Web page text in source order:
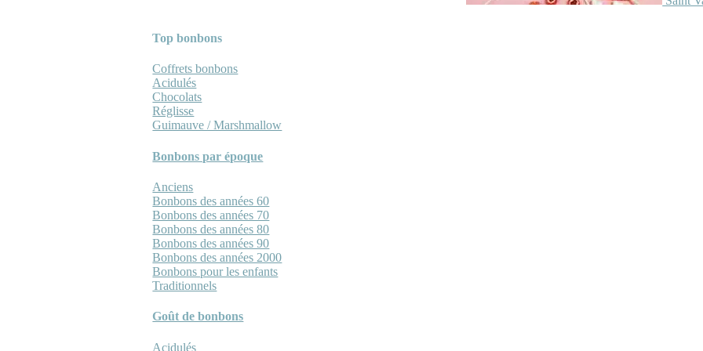
Top bonbons
Coffrets bonbons
Acidulés
Chocolats
Réglisse
Guimauve / Marshmallow
Bonbons par époque
Anciens
Bonbons des années 60
Bonbons des années 70
Bonbons des années 80
Bonbons des années 90
Bonbons des années 2000
Bonbons pour les enfants
Traditionnels
Goût de bonbons
Acidulés